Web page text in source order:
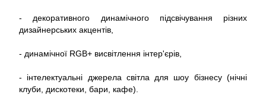
- декоративного динамічного підсвічування різних
дизайнерських акцентів,
- динамічної RGB+ висвітлення інтер'єрів,
- інтелектуальні джерела світла для шоу бізнесу (нічні
клуби, дискотеки, бари, кафе).